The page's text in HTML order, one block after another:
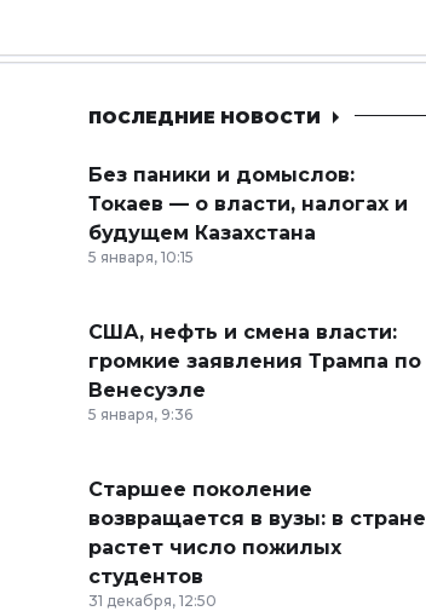
ПОСЛЕДНИЕ НОВОСТИ
Без паники и домыслов:
Токаев — о власти, налогах и
будущем Казахстана
5 января, 10:15
США, нефть и смена власти:
громкие заявления Трампа по
Венесуэле
5 января, 9:36
Старшее поколение
возвращается в вузы: в стране
растет число пожилых
студентов
31 декабря, 12:50